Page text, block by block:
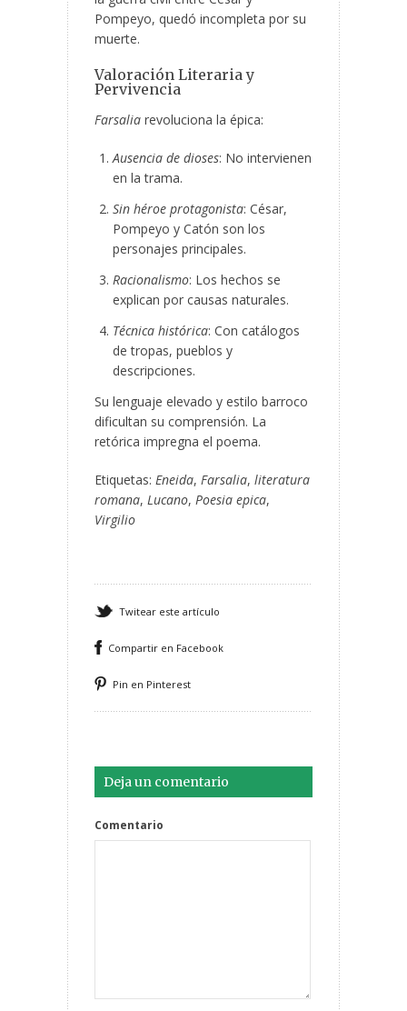
Pompeyo, quedó incompleta por su
muerte.
Valoración Literaria y
Pervivencia
Farsalia revoluciona la épica:
Ausencia de dioses: No intervienen
en la trama.
Sin héroe protagonista: César,
Pompeyo y Catón son los
personajes principales.
Racionalismo: Los hechos se
explican por causas naturales.
Técnica histórica: Con catálogos
de tropas, pueblos y
descripciones.
Su lenguaje elevado y estilo barroco
dificultan su comprensión. La
retórica impregna el poema.
Etiquetas: Eneida, Farsalia, literatura
romana, Lucano, Poesia epica,
Virgilio
Twitear este artículo
Compartir en Facebook
Pin en Pinterest
Deja un comentario
Comentario